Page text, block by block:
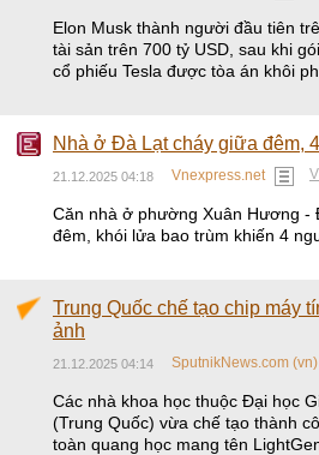
Elon Musk thành người đầu tiên
tài sản trên 700 tỷ USD, sau khi
cổ phiếu Tesla được tòa án khôi
Nhà ở Đà Lạt cháy giữa đêm,
21.12.2025 04:18 Vnexpress.net
Căn nhà ở phường Xuân Hương -
đêm, khói lửa bao trùm khiến 4
Trung Quốc chế tạo chip máy
ảnh
21.12.2025 04:14 SputnikNews.com (vn)
Các nhà khoa học thuộc Đại học
(Trung Quốc) vừa chế tạo thành
toàn quang học mang tên